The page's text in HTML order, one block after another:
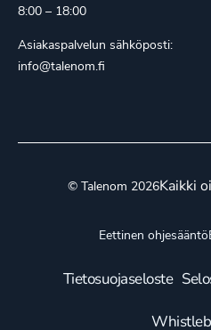
8:00 – 18:00
Asiakaspalvelun sähköposti:
info@talenom.fi
© Talenom 2026Kaikki
Eettinen ohjesääntö
Tietosuojaseloste